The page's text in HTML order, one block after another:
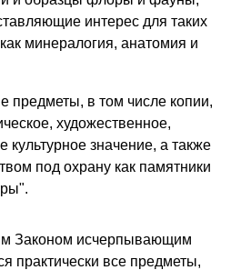
интерес для таких
минералогия, анатомия и
предметы, в том числе копии,
художественное,
культурное значение, а также
под охрану как памятники
Законом исчерпывающим
практически все предметы,